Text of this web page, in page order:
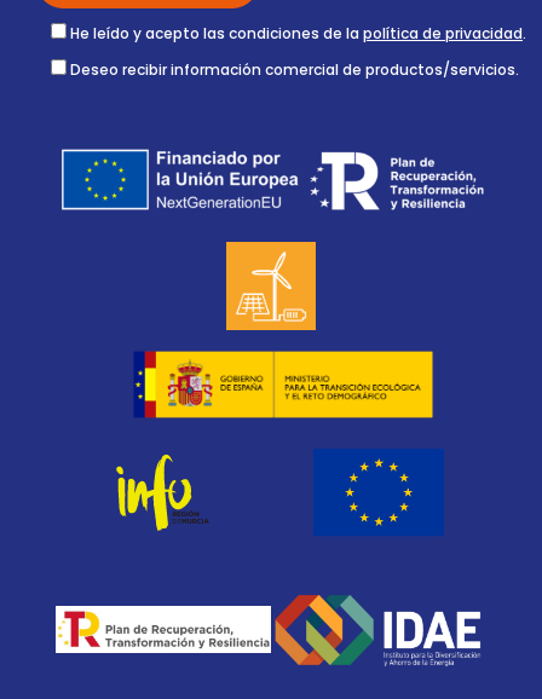
He leído y acepto las condiciones de la política de privacidad.
Deseo recibir información comercial de productos/servicios.